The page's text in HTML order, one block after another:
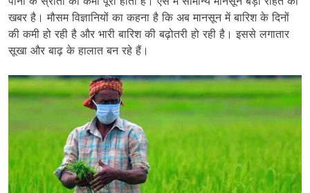
खबर है। मौसम विज्ञानियों का कहना है कि अब मानसून में बारिश के दिनों
की कमी हो रही है और भारी बारिश की बढ़ोतरी हो रही है। इससे लगातार
सूखा और बाढ़ के हालात बन रहे हैं।